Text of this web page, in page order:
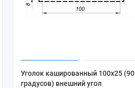
Уголок кашированный 100х25 (90
градусов) внешний угол